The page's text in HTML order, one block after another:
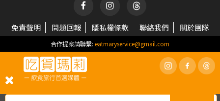
免責聲明 問題回報 隱私權條款 聯絡我們 關於團隊
合作提案請聯繫: eatmaryservice@gmail.com